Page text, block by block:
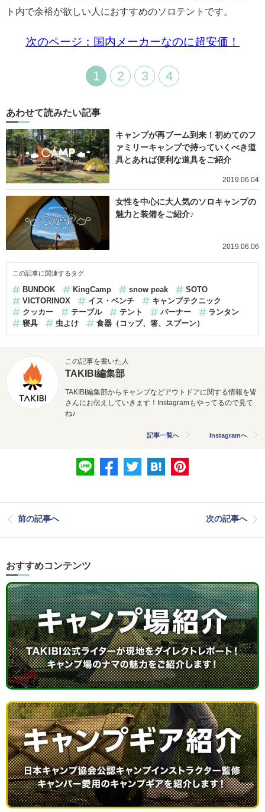
ト内で余裕が欲しい人におすすめのソロテントです。
次のページ：国内メーカーなのに超安価！
1 2 3 4
あわせて読みたい記事
キャンプが再ブーム到来！初めてのフ
ァミリーキャンプで持っていくべき道
具とあれば便利な道具をご紹介
2019.06.04
女性を中心に大人気のソロキャンプの
魅力と装備をご紹介♪
2019.06.06
この記事に関連するタグ
BUNDOK KingCamp snow peak
SOTO
VICTORINOX
イス・ベンチ
キャンプテクニック
クッカー
テーブル テント バーナー
ランタン
寝具
虫よけ 食器（コップ、箸、スプーン）
この記事を書いた人
TAKIBI編集部
TAKIBI編集部からキャンプなどアウトドアに関する情報を皆
さんにお伝えしていきます！Instagramもやってるので見て
ね♪
記事一覧へ Instagramへ
前の記事へ 次の記事へ
おすすめコンテンツ